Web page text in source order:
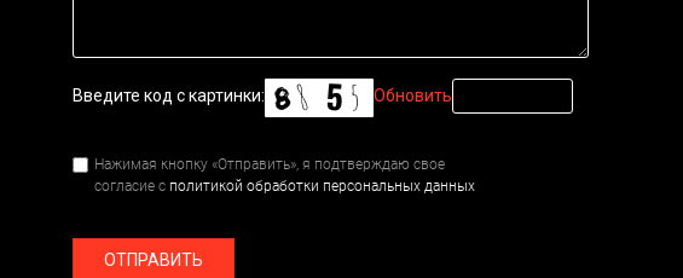
Введите код с картинки: Обновить
Нажимая кнопку «Отправить», я подтверждаю свое
согласие с политикой обработки персональных данных
ОТПРАВИТЬ